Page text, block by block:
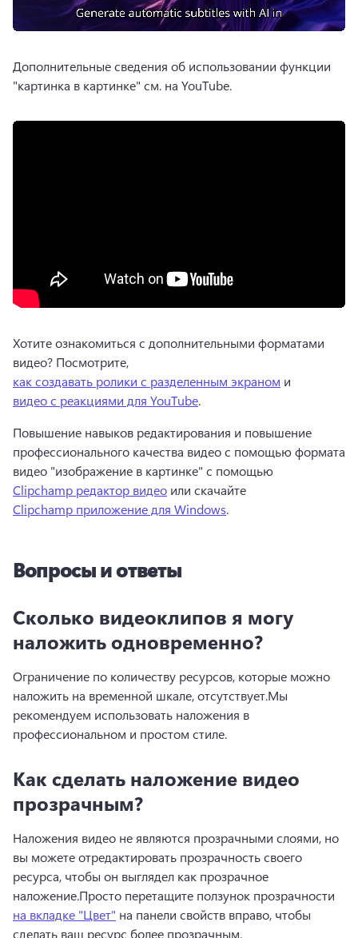
Дополнительные сведения об использовании функции
"картинка в картинке" см. на YouTube.
Хотите ознакомиться с дополнительными форматами
видео? Посмотрите,
как создавать ролики с разделенным экраном и
видео с реакциями для YouTube.
Повышение навыков редактирования и повышение
профессионального качества видео с помощью формата
видео "изображение в картинке" с помощью
Clipchamp редактор видео или скачайте
Clipchamp приложение для Windows.
Вопросы и ответы
Сколько видеоклипов я могу
наложить одновременно?
Ограничение по количеству ресурсов, которые можно
наложить на временной шкале, отсутствует.Мы
рекомендуем использовать наложения в
профессиональном и простом стиле.
Как сделать наложение видео
прозрачным?
Наложения видео не являются прозрачными слоями, но
вы можете отредактировать прозрачность своего
ресурса, чтобы он выглядел как прозрачное
наложение.Просто перетащите ползунок прозрачности
на вкладке "Цвет" на панели свойств вправо, чтобы
сделать ваш ресурс более прозрачным.